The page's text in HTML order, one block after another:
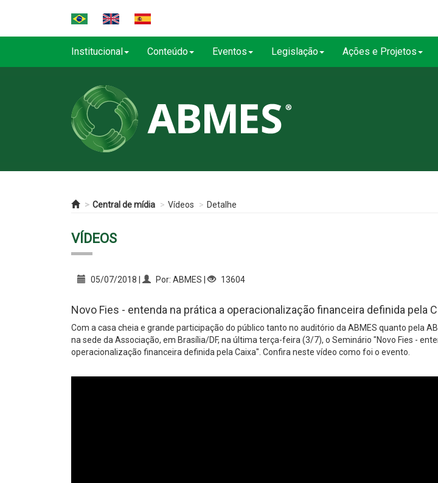
Institucional Conteúdo Eventos Legislação Ações e Projetos
Central de mídia Vídeos Detalhe
VÍDEOS
05/07/2018 | Por: ABMES | 13604
Novo Fies - entenda na prática a operacionalização financeira definida pela
Com a casa cheia e grande participação do público tanto no auditório da ABMES quanto pela
na sede da Associação, em Brasília/DF, na última terça-feira (3/7), o Seminário "Novo Fies -
operacionalização financeira definida pela Caixa". Confira neste vídeo como foi o evento.